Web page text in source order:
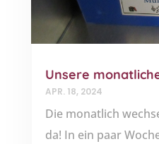
Unsere
APR. 18, 2024
Die monatlich
da! In ein paar